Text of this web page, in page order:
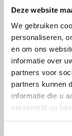
Deze website
We gebruiken
personaliseren,
en om ons
informatie over
partners voor
partners kunnen
informatie die u
verzameld op
maat. Of u nu een
nauwkeurigheid.
contouren
Door de unieke
het zwart geschikt
Glijstrips en
Slijtvaste